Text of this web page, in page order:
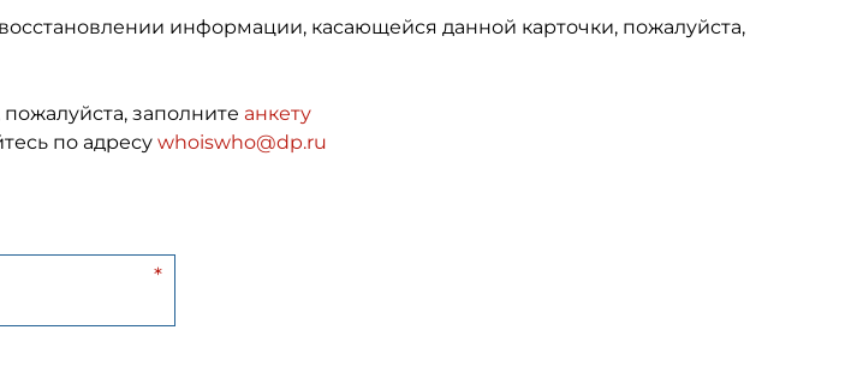
информации, касающейся данной карточки, пожалуйста,
заполните анкету
по адресу whoiswho@dp.ru